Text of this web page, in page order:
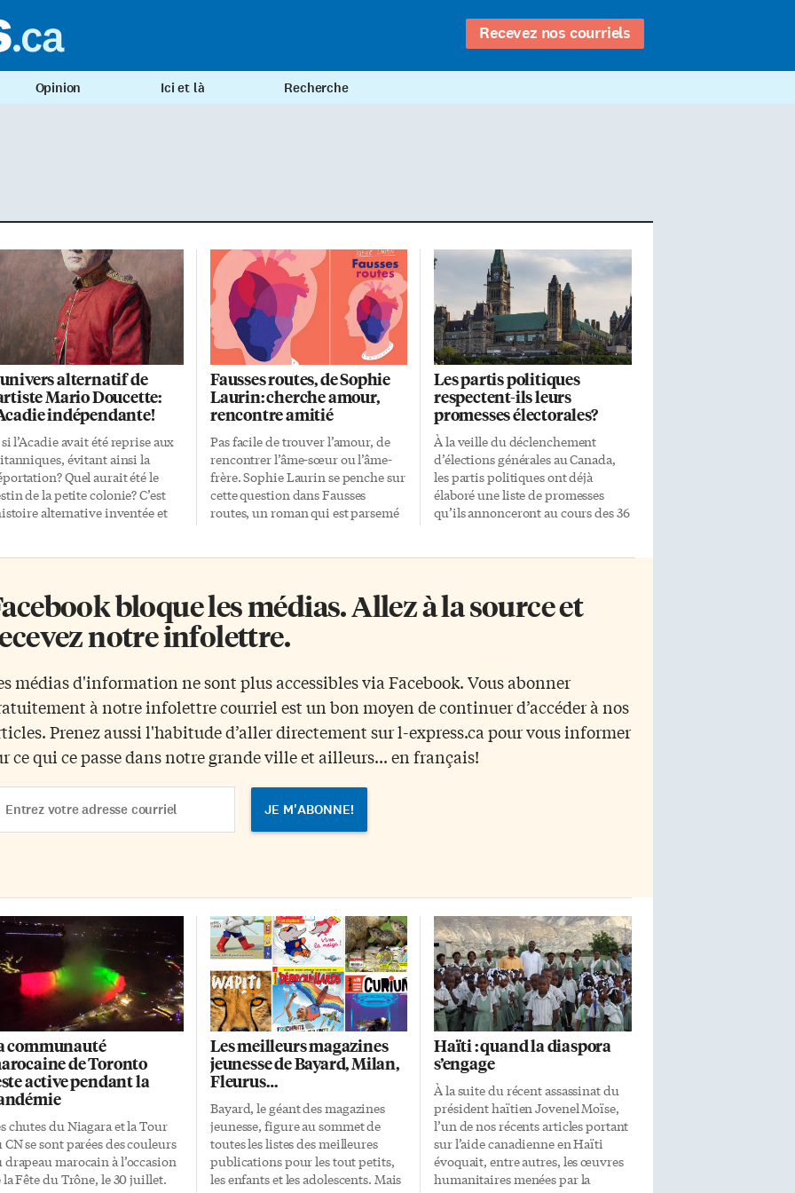
Recevez nos courriels
Opinion Ici et là Recherche
alternatif de
Mario Doucette:
indépendante!
l’Acadie avait été reprise aux
évitant ainsi la
Quel aurait été le
de la petite colonie? C’est
alternative inventée et
son temps alors que la
a mis en suspens ses
«Je me cherchais un
pas besoin de se
explique-t-il. «J’ai
voulu créer mes propres
ma propre monnaie.»
ainsi que le projet de la
acadienne» est né!
Fausses routes, de Sophie
Laurin: cherche amour,
rencontre amitié
Pas facile de trouver l’amour, de
rencontrer l’âme-sœur ou l’âme-
frère. Sophie Laurin se penche sur
cette question dans Fausses
routes, un roman qui est parsemé
histoires d’amour finissent dans
un cul-de-sac. Rencontres
amoureuses Narratrice du roman,
avoir un petit copain comme c’est
le cas pour sa meilleure amie Sara
Langlois qui fréquente Sébastien
Simard. Le coloc de ce dernier,
Jean-Philippe Leclerc, s’entend
bien avec Marjorie, mais ça reste
Les partis politiques
respectent-ils leurs
promesses électorales?
À la veille du déclenchement
d’élections générales au Canada,
les partis politiques ont déjà
élaboré une liste de promesses
qu’ils annonceront au cours des 36
Les politiciens ont tendance à
tenir la plupart de leurs promesses
l’Université McGill (IÉCM), Daniel
Béland. L’attention des médias
«Parfois, ils les tiennent seulement
en partie. Les médias ou les partis
d’opposition ont tendance à attirer
l’attention sur les promesses qui ne
bloque les médias. Allez à la source et
notre infolettre.
médias d'information ne sont plus accessibles via Facebook. Vous abonner
à notre infolettre courriel est un bon moyen de continuer d’accéder à nos
Prenez aussi l'habitude d’aller directement sur l-express.ca pour vous informer
ce qui ce passe dans notre grande ville et ailleurs... en français!
communauté
de Toronto
active pendant la
chutes du Niagara et la Tour
CN se sont parées des couleurs
drapeau marocain à l’occasion
la Fête du Trône, le 30 juillet.
Les meilleurs magazines
jeunesse de Bayard, Milan,
Fleurus…
Bayard, le géant des magazines
jeunesse, figure au sommet de
toutes les listes des meilleures
publications pour les tout petits,
les enfants et les adolescents. Mais
Haïti : quand la diaspora
s’engage
À la suite du récent assassinat du
président haïtien Jovenel Moïse,
l’un de nos récents articles portant
sur l’aide canadienne en Haïti
évoquait, entre autres, les œuvres
humanitaires menées par la